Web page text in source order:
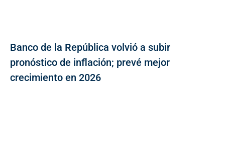
Banco de la República volvió a subir
pronóstico de inflación; prevé mejor
crecimiento en 2026